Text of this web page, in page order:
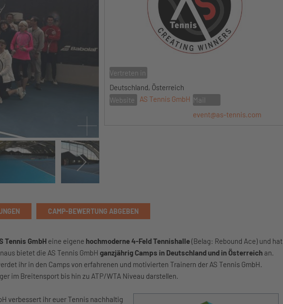
Vertreten in
Deutschland, Österreich
Website
AS Tennis GmbH Mail
event@as-tennis.com
CAMP-BEWERTUNG ABGEBEN
Tennis GmbH eine eigene hochmoderne 4-Feld Tennishalle(Belag: Rebound Ace) und hat
bietet die AS Tennis GmbH ganzjährig Camps in Deutschland und in Österreich an.
ihr in den Camps von erfahrenen und motivierten Trainern der AS Tennis GmbH.
im Breitensport bis hin zu ATP/WTA Niveau darstellen.
verbessert ihr euer Tennis nachhaltig